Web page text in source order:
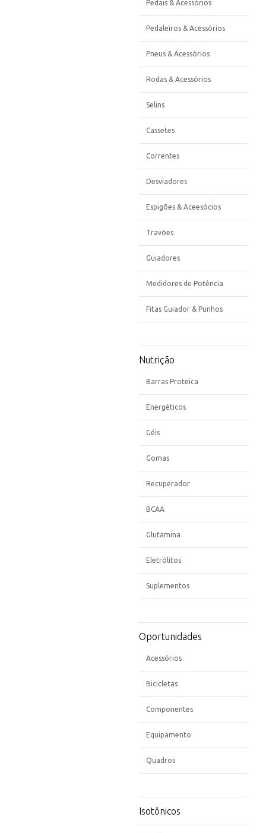
Pedais & Acessórios
Pedaleiros & Acessórios
Pneus & Acessórios
Rodas & Acessórios
Selins
Cassetes
Correntes
Desviadores
Espigões & Aceesócios
Travões
Guiadores
Medidores de Potência
Fitas Guiador & Punhos
Nutrição
Barras Proteica
Energéticos
Géis
Gomas
Recuperador
BCAA
Glutamina
Eletrólitos
Suplementos
Oportunidades
Acessórios
Bicicletas
Componentes
Equipamento
Quadros
Isotônicos